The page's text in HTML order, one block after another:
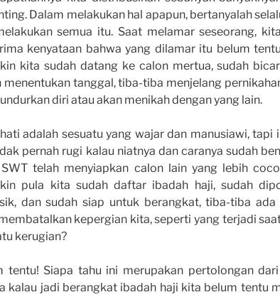
Dalam melakukan hal apapun, bertanyalah
semua itu. Saat melamar seseorang,
kenyataan bahwa yang dilamar itu belum
kita sudah datang ke calon mertua, sudah
menentukan tanggal, tiba-tiba menjelang
diri atau akan menikah dengan yang lain.
adalah sesuatu yang wajar dan manusiawi, tapi
pernah rugi kalau niatnya dan caranya sudah
telah menyiapkan calon lain yang lebih
pula kita sudah daftar ibadah haji, sudah
dan sudah siap untuk berangkat, tiba-tiba ada
kepergian kita, seperti yang terjadi
kerugian?
tentu! Siapa tahu ini merupakan pertolongan
kalau jadi berangkat ibadah haji kita belum tentu